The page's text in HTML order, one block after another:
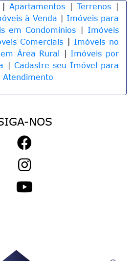
|Apartamentos |Terrenos
à Venda
Imóveis para
em Condomínios
Imóveis
Comerciais
Imóveis no
Área Rural
Imóveis por
Cadastre seu Imóvel para
Atendimento
NOS